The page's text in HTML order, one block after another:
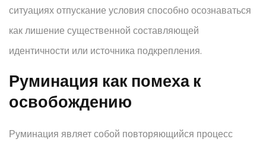
ситуациях отпускание условия способно осознаваться
как лишение существенной составляющей
идентичности или источника подкрепления.
Руминация как помеха к
освобождению
Руминация являет собой повторяющийся процесс